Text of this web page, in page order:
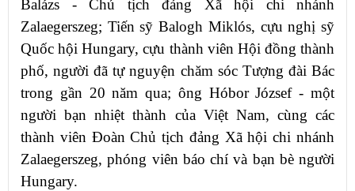
Balázs - Chủ tịch đảng Xã hội chi nhánh
Zalaegerszeg; Tiến sỹ Balogh Miklós, cựu nghị sỹ
Quốc hội Hungary, cựu thành viên Hội đồng thành
phố, người đã tự nguyện chăm sóc Tượng đài Bác
trong gần 20 năm qua; ông Hóbor József - một
người bạn nhiệt thành của Việt Nam, cùng các
thành viên Đoàn Chủ tịch đảng Xã hội chi nhánh
Zalaegerszeg, phóng viên báo chí và bạn bè người
Hungary.